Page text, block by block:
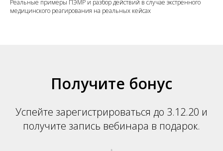
Реальные примеры ПЭМР и разбор действий в случае экстренного
медицинского реагирования на реальных кейсах
Получите бонус
Успейте зарегистрироваться до 3.12.20 и
получите запись вебинара в подарок.